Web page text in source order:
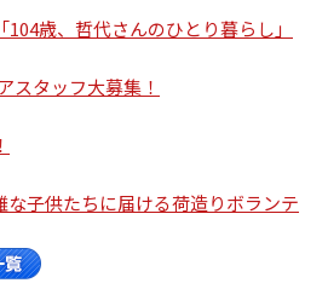
歳、哲代さんのひとり暮らし」
スタッフ大募集！
な子供たちに届ける荷造りボランテ